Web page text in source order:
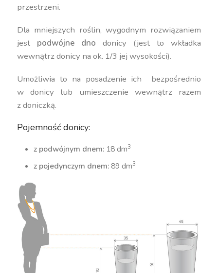
przestrzeni.
Dla mniejszych roślin, wygodnym rozwiązaniem
jest podwójne dno donicy (jest to wkładka
wewnątrz donicy na ok. 1/3 jej wysokości).
Umożliwia to na posadzenie ich bezpośrednio
w donicy lub umieszczenie wewnątrz razem
z doniczką.
Pojemność donicy:
z podwójnym dnem: 18 dm3
z pojedynczym dnem:89 dm3